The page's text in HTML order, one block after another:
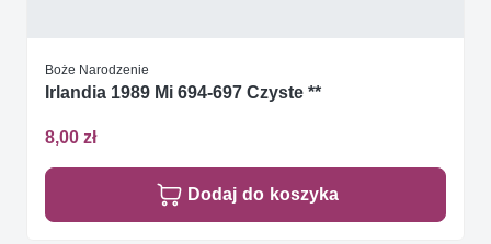
Boże Narodzenie
Irlandia 1989 Mi 694-697 Czyste **
8,00 zł
Dodaj do koszyka